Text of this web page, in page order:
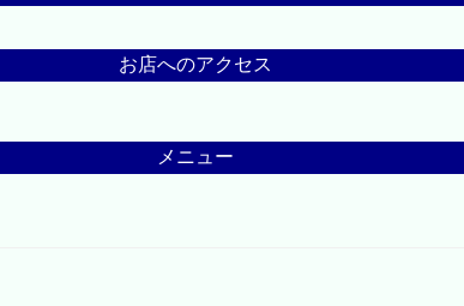
お店へのアクセス
メニュー